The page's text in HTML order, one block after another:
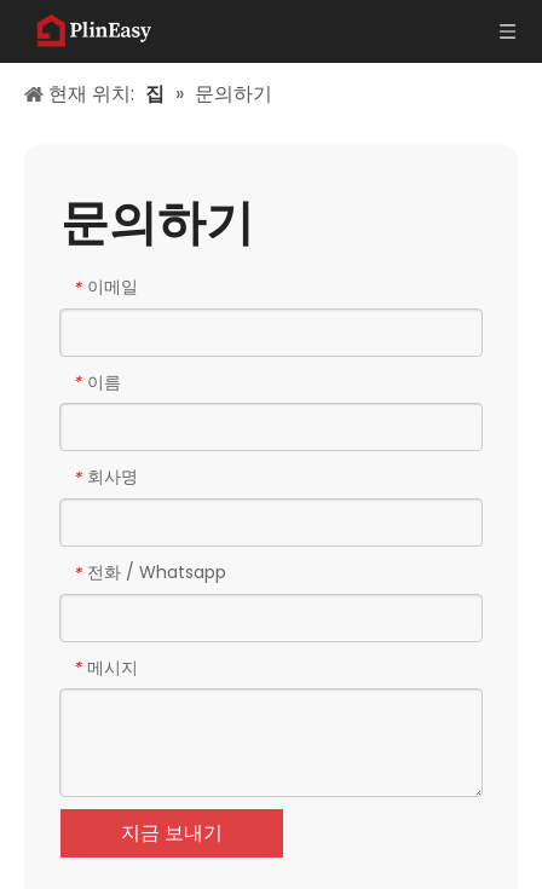
현재 위치: 집 » 문의하기
문의하기
* 이메일
* 이름
* 회사명
* 전화 / Whatsapp
* 메시지
지금 보내기